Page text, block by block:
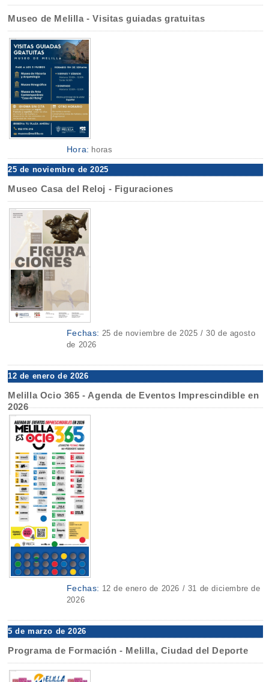
Museo de Melilla - Visitas guiadas gratuitas
Hora: horas
25 de noviembre de 2025
Museo Casa del Reloj - Figuraciones
Fechas: 25 de noviembre de 2025 / 30 de agosto
de 2026
12 de enero de 2026
Melilla Ocio 365 - Agenda de Eventos Imprescindible en
2026
Fechas: 12 de enero de 2026 / 31 de diciembre de
2026
5 de marzo de 2026
Programa de Formación - Melilla, Ciudad del Deporte